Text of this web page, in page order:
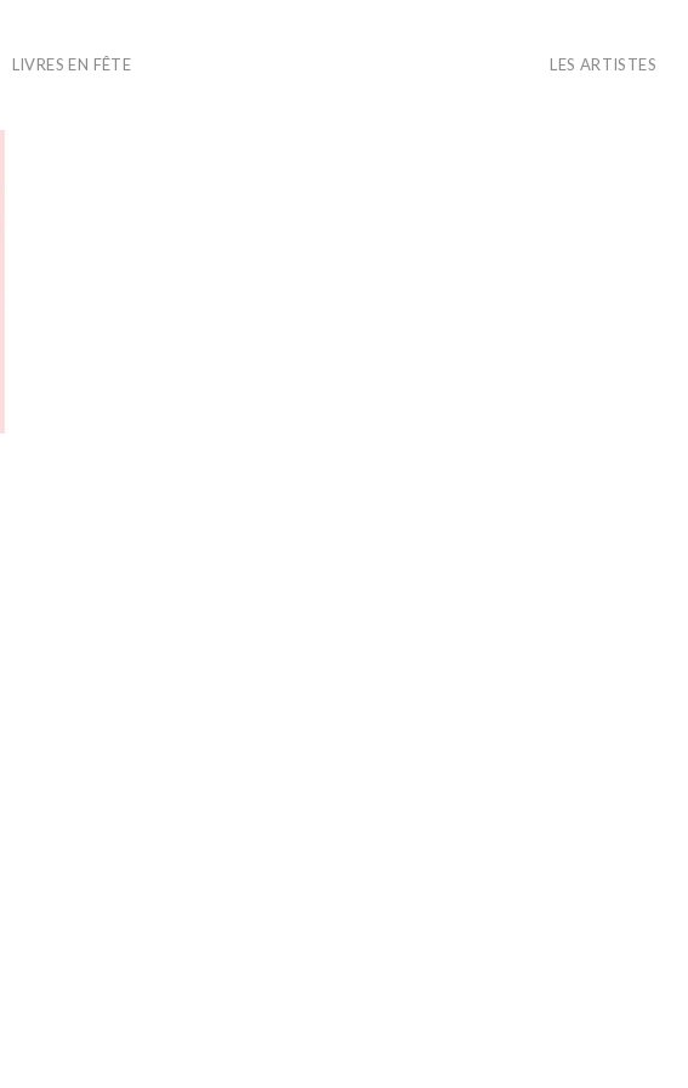
LIVRES EN FÊTE LES ARTISTES